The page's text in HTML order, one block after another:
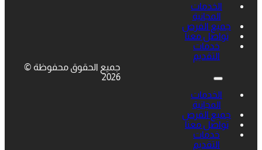
الخدمات
المجانية
جميع الفرص
تواصل معنا
خدمات
التقديم
الخدمات
المجانية
جميع الفرص
تواصل معنا
خدمات
التقديم
جميع الحقوق محفوظة ©
2026